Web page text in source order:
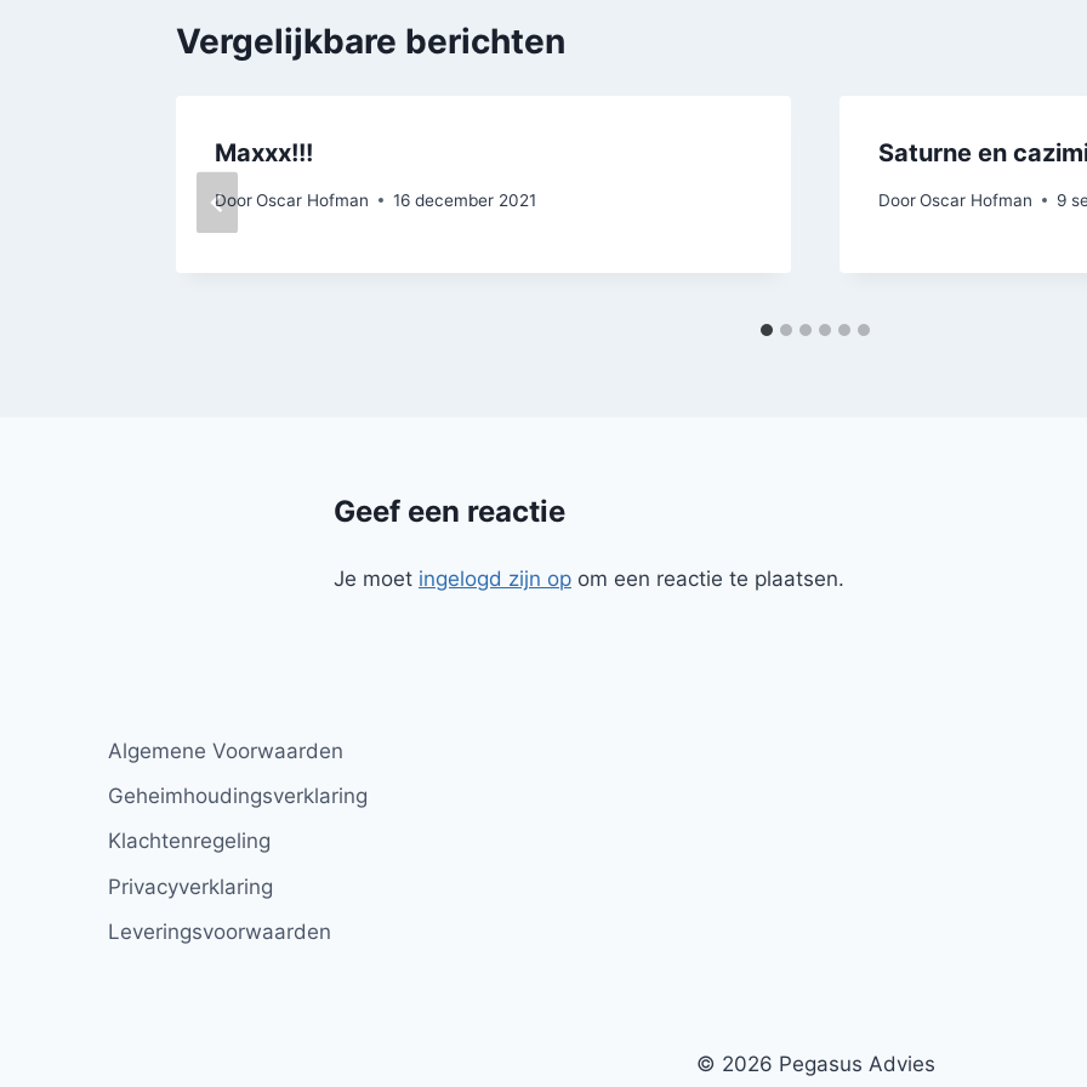
Vergelijkbare berichten
Maxxx!!!
DoorOscar Hofman 16 december 2021
Saturne en
DoorOscar Hofman 9
Geef een reactie
Je moet ingelogd zijn op om een reactie te plaatsen.
Algemene Voorwaarden
Geheimhoudingsverklaring
Klachtenregeling
Privacyverklaring
Leveringsvoorwaarden
© 2026 Pegasus Advies